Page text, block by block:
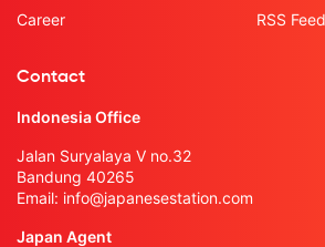
Career
RSS Feed
Contact
Indonesia Office
Jalan Suryalaya V no.32
Bandung 40265
Email: info@japanesestation.com
Japan Agent